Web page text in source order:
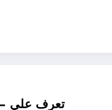
تعرف علي –